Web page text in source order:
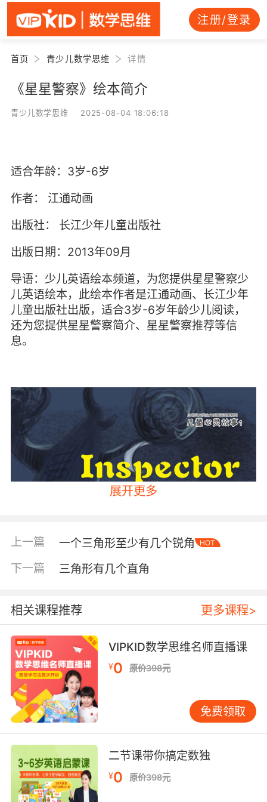
注册/登录
首页 青少儿数学思维 详情
《星星警察》绘本简介
青少儿数学思维 2025-08-04 18:06:18
适合年龄：3岁-6岁
作者：
江通动画
出版社：
长江少年儿童出版社
出版日期：2013年09月
导语：少儿英语绘本频道，为您提供星星警察少
儿英语绘本，此绘本作者是江通动画、长江少年
儿童出版社出版，适合3岁-6岁年龄少儿阅读，
还为您提供星星警察简介、星星警察推荐等信
息。
内容简介
展开更多
上一篇 一个三角形至少有几个锐角 HOT
下一篇 三角形有几个直角
相关课程推荐 更多课程>
VIPKID数学思维名师直播课
¥0 原价398元
免费领取
二节课带你搞定数独
¥0 原价398元